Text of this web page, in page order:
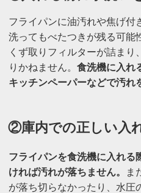
フライパンに油汚れや焦げ付
洗ってもべたつきが残る可能
くず取りフィルターが詰ま
りかねません。 食洗機に入れ
キッチンペーパーなどで汚れ
②庫内での正しい入
フライパンを食洗機に入れる
ければ汚れが落ちません。
ま
が落ち切らなかったり、水圧